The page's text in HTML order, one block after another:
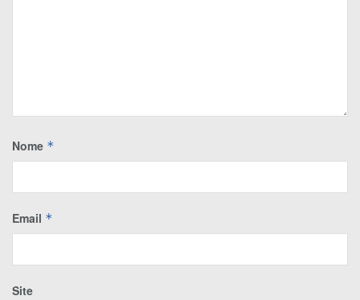
Nome *
Email *
Site